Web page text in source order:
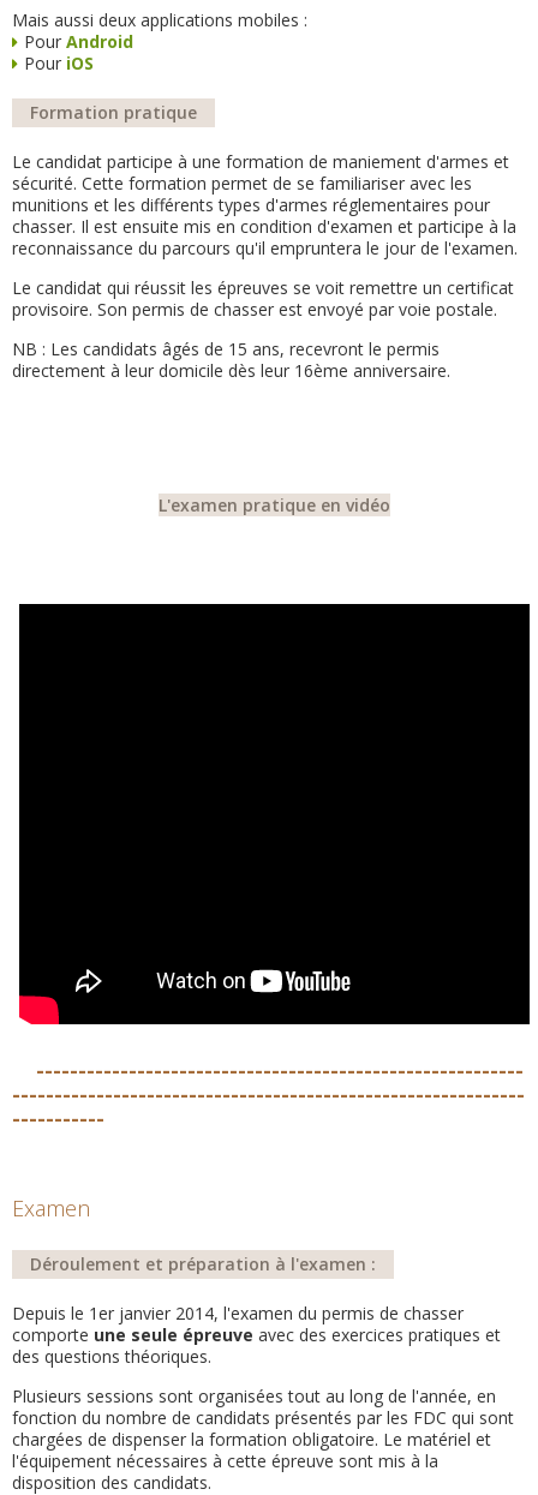
Mais aussi deux applications mobiles :
Pour Android
Pour iOS
Formation pratique
Le candidat participe à une formation de maniement d'armes et
sécurité. Cette formation permet de se familiariser avec les
munitions et les différents types d'armes réglementaires pour
chasser. Il est ensuite mis en condition d'examen et participe à la
reconnaissance du parcours qu'il empruntera le jour de l'examen.
Le candidat qui réussit les épreuves se voit remettre un certificat
provisoire. Son permis de chasser est envoyé par voie postale.
NB : Les candidats âgés de 15 ans, recevront le permis
directement à leur domicile dès leur 16ème anniversaire.
L'examen pratique en vidéo
----------------------------------------------------------
-------------------------------------------------------------
-----------
Examen
Déroulement et préparation à l'examen :
Depuis le 1er janvier 2014, l'examen du permis de chasser
comporte une seule épreuve avec des exercices pratiques et
des questions théoriques.
Plusieurs sessions sont organisées tout au long de l'année, en
fonction du nombre de candidats présentés par les FDC qui sont
chargées de dispenser la formation obligatoire. Le matériel et
l'équipement nécessaires à cette épreuve sont mis à la
disposition des candidats.